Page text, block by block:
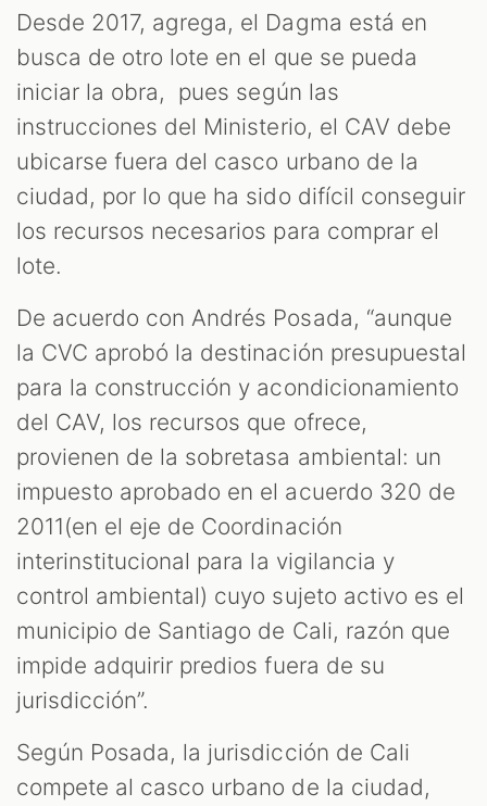
Desde 2017, agrega, el Dagma está en
busca de otro lote en el que se pueda
iniciar la obra, pues según las
instrucciones del Ministerio, el CAV debe
ubicarse fuera del casco urbano de la
ciudad, por lo que ha sido difícil conseguir
los recursos necesarios para comprar el
lote.
De acuerdo con Andrés Posada, “aunque
la CVC aprobó la destinación presupuestal
para la construcción y acondicionamiento
del CAV, los recursos que ofrece,
provienen de la sobretasa ambiental: un
impuesto aprobado en el acuerdo 320 de
2011(en el eje de Coordinación
interinstitucional para la vigilancia y
control ambiental) cuyo sujeto activo es el
municipio de Santiago de Cali, razón que
impide adquirir predios fuera de su
jurisdicción”.
Según Posada, la jurisdicción de Cali
compete al casco urbano de la ciudad,